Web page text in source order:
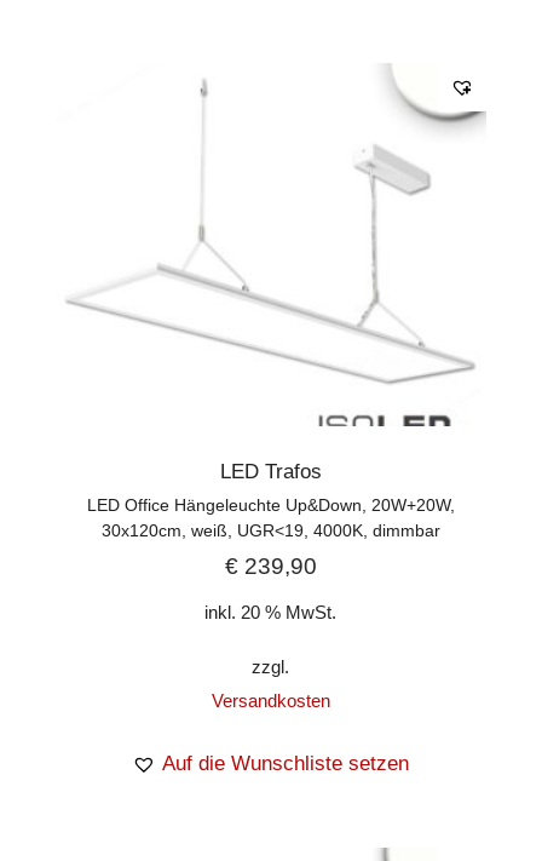
LED Trafos
LED Office Hängeleuchte Up&Down, 20W+20W,
30x120cm, weiß, UGR<19, 4000K, dimmbar
€239,90
inkl. 20 % MwSt.
zzgl.
Versandkosten
Auf die Wunschliste setzen